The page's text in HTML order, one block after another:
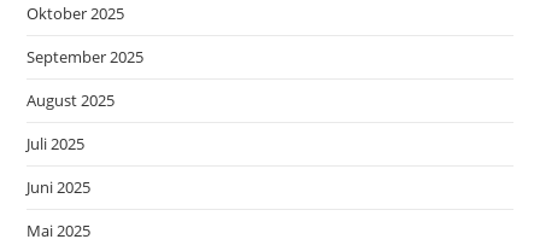
Oktober 2025
September 2025
August 2025
Juli 2025
Juni 2025
Mai 2025